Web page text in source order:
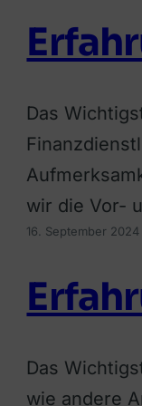
Das
wir die Vor-
16. September 2024
Das
wie andere